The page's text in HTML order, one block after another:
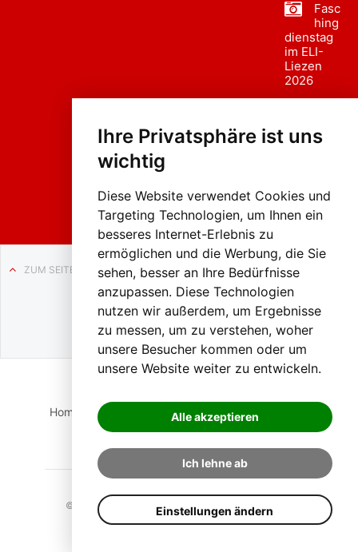
Ihre Privatsphäre ist uns
wichtig
Diese Website verwendet Cookies und
Targeting Technologien, um Ihnen ein
besseres Internet-Erlebnis zu
ermöglichen und die Werbung, die Sie
sehen, besser an Ihre Bedürfnisse
anzupassen. Diese Technologien
nutzen wir außerdem, um Ergebnisse
zu messen, um zu verstehen, woher
unsere Besucher kommen oder um
unsere Website weiter zu entwickeln.
Alle akzeptieren
Ich lehne ab
Einstellungen ändern
Fasc
hing
dienstag
im ELI-
Liezen
2026
sumzug
Liezen
ZUM SEITENANFANG
Auf BLO24.at werben?
+43 (0)664 2226600
Home Suche Login Impressum
Datenschutz
© 2023 BLO24.at – Bezirk Liezen Online |